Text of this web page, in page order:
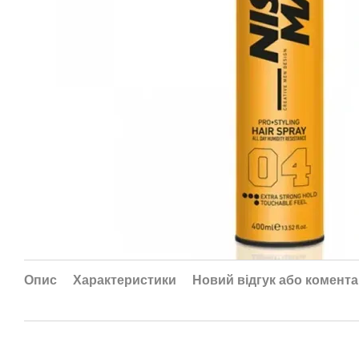
Опис Характеристики Новий відгук або